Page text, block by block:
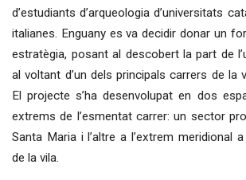
d’estudiants d’arqueologia d’universitats
italianes. Enguany es va decidir donar un
estratègia, posant al descobert la part de
al voltant d’un dels principals carrers de la
El projecte s’ha desenvolupat en dos
extrems de l’esmentat carrer: un sector
Santa Maria i l’altre a l’extrem meridional
de la vila.